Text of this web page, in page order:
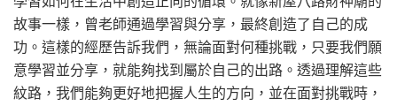
故事一樣，曾老師通過學習與分享，最終創造了自己的成
功。這樣的經歷告訴我們，無論面對何種挑戰，只要我們願
意學習並分享，就能夠找到屬於自己的出路。透過理解這些
紋路，我們能夠更好地把握人生的方向，並在面對挑戰時，